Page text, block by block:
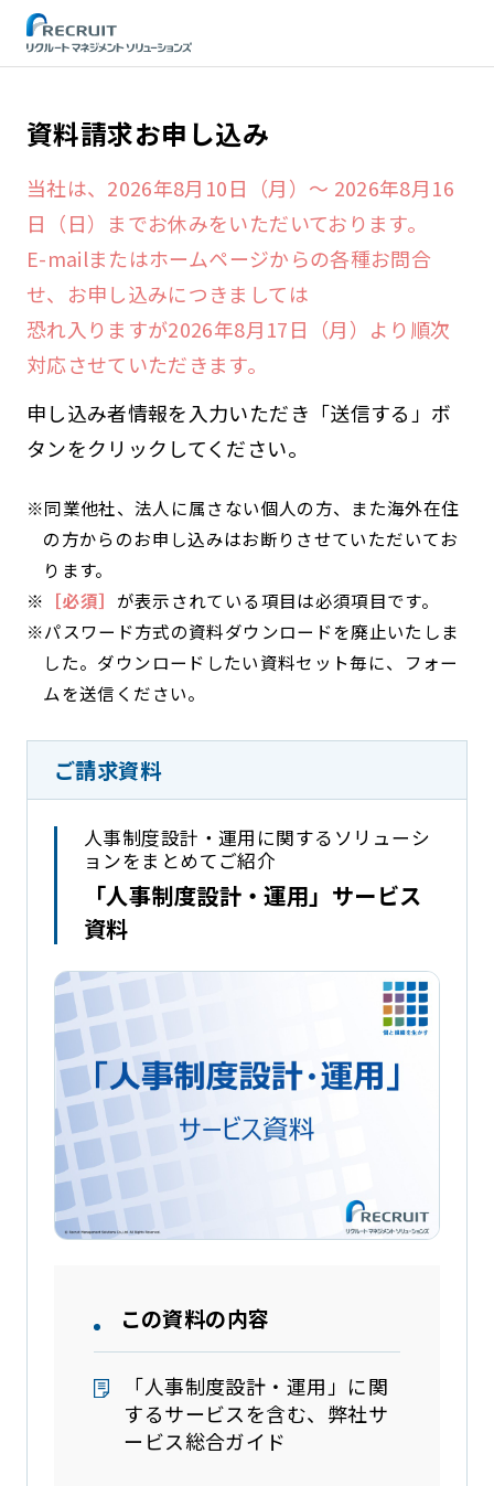
資料請求お申し込み
当社は、2026年8月10日（月）～ 2026年8月16
日（日）までお休みをいただいております。
E-mailまたはホームページからの各種お問合
せ、お申し込みにつきましては
恐れ入りますが2026年8月17日（月）より順次
対応させていただきます。
申し込み者情報を入力いただき「送信する」ボ
タンをクリックしてください。
※同業他社、法人に属さない個人の方、また海外在住
の方からのお申し込みはお断りさせていただいてお
ります。
※ ［必須］ が表示されている項目は必須項目です。
※パスワード方式の資料ダウンロードを廃止いたしま
した。ダウンロードしたい資料セット毎に、フォー
ムを送信ください。
ご請求資料
人事制度設計・運用に関するソリューシ
ョンをまとめてご紹介
「人事制度設計・運用」サービス
資料
この資料の内容
「人事制度設計・運用」に関
するサービスを含む、弊社サ
ービス総合ガイド